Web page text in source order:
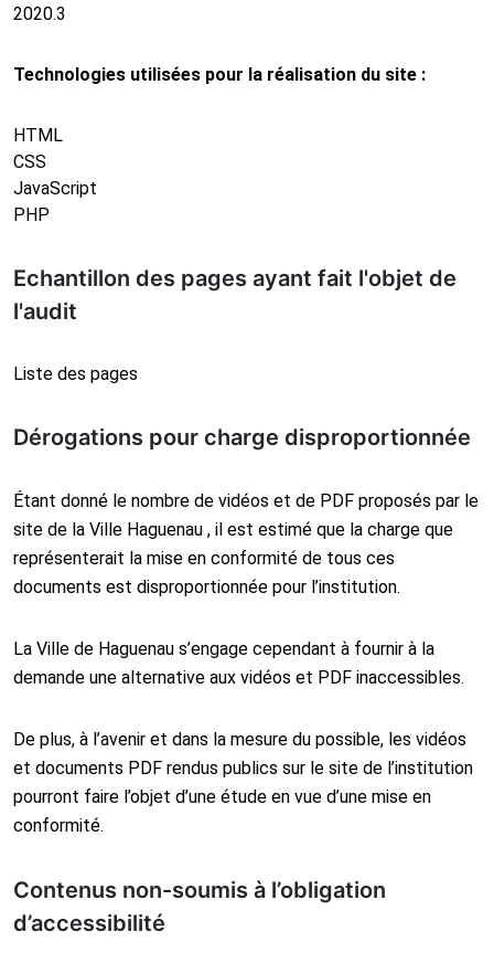
2020.3
Technologies utilisées pour la réalisation du site :
HTML
CSS
JavaScript
PHP
Echantillon des pages ayant fait l'objet de
l'audit
Liste des pages
Dérogations pour charge disproportionnée
Étant donné le nombre de vidéos et de PDF proposés par le
site de la Ville Haguenau , il est estimé que la charge que
représenterait la mise en conformité de tous ces
documents est disproportionnée pour l’institution.
La Ville de Haguenau s’engage cependant à fournir à la
demande une alternative aux vidéos et PDF inaccessibles.
De plus, à l’avenir et dans la mesure du possible, les vidéos
et documents PDF rendus publics sur le site de l’institution
pourront faire l’objet d’une étude en vue d’une mise en
conformité.
Contenus non-soumis à l’obligation
d’accessibilité